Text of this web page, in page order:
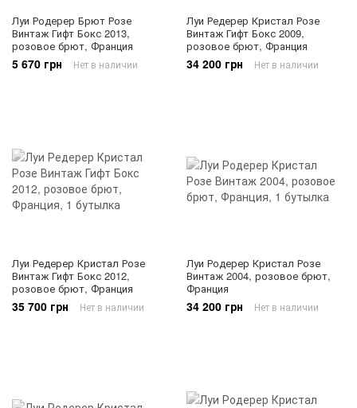
Луи Родерер Брют Розе
Винтаж Гифт Бокс 2013,
розовое брют, Франция
5 670 грн Нет в наличии
Луи Редерер Кристал Розе
Винтаж Гифт Бокс 2009,
розовое брют, Франция
34 200 грн Нет в наличии
Луи Редерер Кристал Розе
Винтаж Гифт Бокс 2012,
розовое брют, Франция
35 700 грн Нет в наличии
Луи Родерер Кристал Розе
Винтаж 2004, розовое брют,
Франция
34 200 грн Нет в наличии